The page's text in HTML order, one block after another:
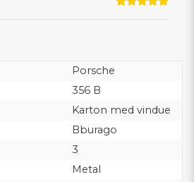
Porsche
356 B
Karton med vindue
Bburago
3
Metal